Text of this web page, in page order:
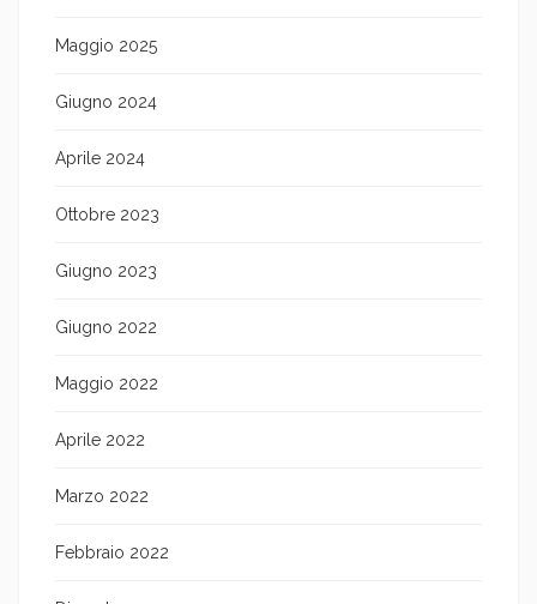
Maggio 2025
Giugno 2024
Aprile 2024
Ottobre 2023
Giugno 2023
Giugno 2022
Maggio 2022
Aprile 2022
Marzo 2022
Febbraio 2022